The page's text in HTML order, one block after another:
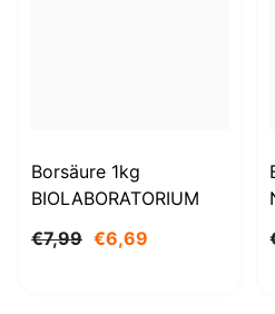
Borsäure 1kg
BIOLABORATORIUM
€7,99 €6,69